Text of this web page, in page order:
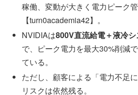
稼働、変動が大きく電力ピーク
【turn0academia42】。
NVIDIAは800V直流給電＋液冷
で、ピーク電力を最大30%削減
ている。
ただし、顧客による「電力不足
リスクは依然残る。